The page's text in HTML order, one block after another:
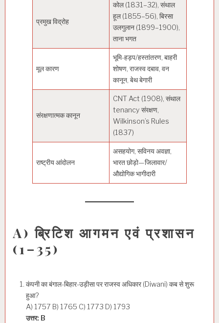
प्रमुख विद्रोह
कोल (1831–32), संथाल
हूल (1855–56), बिरसा
उलगुलान (1899–1900),
ताना भगत
मूल कारण
भूमि-हड़प/हस्तांतरण, बाहरी
शोषण, राजस्व दबाव, वन
कानून, बेथ बेगारी
संरक्षणात्मक कानून
CNT Act (1908), संथाल
tenancy संरक्षण,
Wilkinson’s Rules
(1837)
राष्ट्रीय आंदोलन
असहयोग, सविनय अवज्ञा,
भारत छोड़ो—जिलावार/
औद्योगिक भागीदारी
A) ब्रिटिश आगमन एवं प्रशासन
(1–35)
कंपनी का बंगाल-बिहार-उड़ीसा पर राजस्व अधिकार (Diwani) कब से शुरू
हुआ?
A) 1757 B) 1765 C) 1773 D) 1793
उत्तर: B